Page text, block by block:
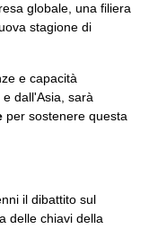
globale, una filiera
stagione di
e capacità
dall'Asia, sarà
per sostenere questa
il dibattito sul
delle chiavi della